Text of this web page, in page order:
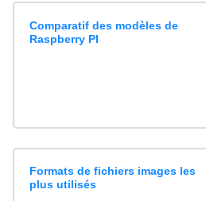
Comparatif des modèles de
Raspberry PI
Formats de fichiers images les
plus utilisés